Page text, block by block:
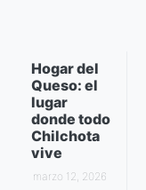
Hogar del
Queso: el
lugar
donde todo
Chilchota
vive
marzo 12, 2026